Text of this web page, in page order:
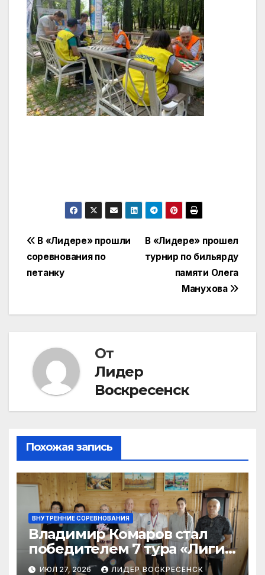
Навигация
по
В «Лидере» прошел
турнир по бильярду
памяти Олега
Манухова
В «Лидере» прошли
соревнования по
петанку
От
Лидер
Воскресенск
Похожая запись
ВНУТРЕННИЕ СОРЕВНОВАНИЯ
Владимир Комаров стал
победителем 7 тура «Лиги
бильярда»-2026
ИЮЛ 27, 2026 ЛИДЕР ВОСКРЕСЕНСК